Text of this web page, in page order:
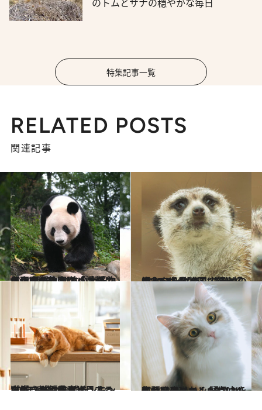
のトムとサナの穏やかな毎日
特集記事一覧
RELATED POSTS
関連記事
2024.3.17
【上野動物園】パンダにまつわる仕事 あの大好物を用意するのは「調整係」 美味しい竹かどうかは理由がある!?
カルチャー 2022.5.30
大人こそ動物園に行ってほしい！ 【楽しむための5つのポイント】 知的好奇心をくすぐる“遊び場”へ！
ライフスタイル
2024.3.9
猫好きが毎年大注目する アニコム『家庭どうぶつ白書』 猫の名前ランキング5年連続1位は!?
ライフスタイル 2024.2.23
かわいいニャンGP2024 もうメロメロ！ 語彙力を失う！とにかくかわいい部門発表
ライフスタイル